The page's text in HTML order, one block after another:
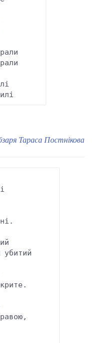
Тараса Постнікова
убитий